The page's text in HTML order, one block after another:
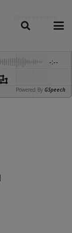
-:--
Powered By GSpeech